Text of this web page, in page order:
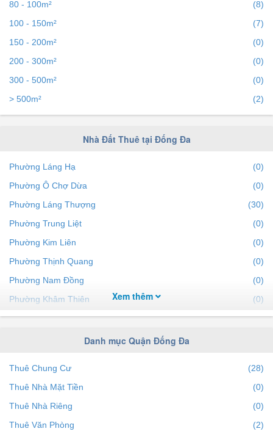
80 - 100m²
(8)
100 - 150m²
(7)
150 - 200m²
(0)
200 - 300m²
(0)
300 - 500m²
(0)
> 500m²
(2)
Nhà Đất Thuê tại Đống Đa
Phường Láng Hạ
(0)
Phường Ô Chợ Dừa
(0)
Phường Láng Thượng
(30)
Phường Trung Liệt
(0)
Phường Kim Liên
(0)
Phường Thịnh Quang
(0)
Phường Nam Đồng
(0)
Phường Khâm Thiên
(0)
Phường Cát Linh
(0)
Phường Khương Thượng
Phường Quốc Tử Giám
(0)
Phường Hàng Bột
(0)
Phường Phương Liên
(0)
Phường Quang Trung
(0)
Xem thêm
Danh mục Quận Đống Đa
Thuê Chung Cư
(28)
Thuê Nhà Mặt Tiền
(0)
Thuê Nhà Riêng
(0)
Thuê Văn Phòng
(2)